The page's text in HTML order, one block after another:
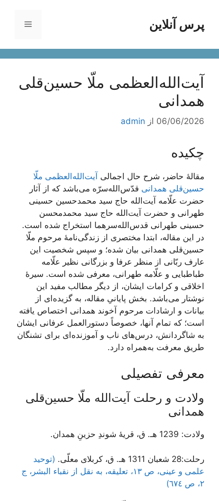
محتواپرس آنلاین فهرست
آیت‌الله‌العظمی ملّا حسین‌قلی
همدانی
06/06/2026 از admin
چکیده
مقالۀ حاضر، شرح حال اجمالی آیت‌الله‌العظمی ملّا
حسین‌قلی همدانی قدّس‌الله‌سرّه می‌باشد که از آثار
حضرت علّامه آیت‌الله حاج سید محمدحسین حسینی
طهرانی و حضرت آیت‌الله حاج سید محمدمحسن
حسینی طهرانی قدس‌الله‌سرهما استخراج شده است.
در این مقاله، ابتدا مختصری از زندگی‌نامۀ مرحوم ملّا
حسین‌قلی همدانی بیان شده؛ و سپس شخصیت این
عارف ربّانی از منظر عرفا و بزرگانی نظیر علّامه
طباطبایی و علّامه طهرانی، معرفی شده است. سیرۀ
اخلاقی و کرامات ایشان، از دیگر مطالب مفید این
نوشتار می‌باشد. بخش پایانیِ مقاله، به گزیده‌ای از
بیانات و ارشادات مرحوم آخوند همدانی اختصاص یافته
است؛ که تمام آنها، خصوصاً دستورالعمل عرفانی ایشان
به شاگردانش، درس‌های ناب و آموزنده‌ای برای تشنگان
طریق معرفت به‌همراه دارد.
معرفی تفصیلی
ولادت و رحلت آیت‌الله ملّا حسین‌قلی
همدانی
ولادت: 1239 هـ. ق، قریۀ شوندِ حزینِ همدان.
رحلت:28 شعبان 1311 هـ. ق، کربلای معلّی.
(توحید
علمی و عینی، ص ١٣، تعلیقه، به نقل از نقباء البشر، ج
٢، ص ٦٧٤)